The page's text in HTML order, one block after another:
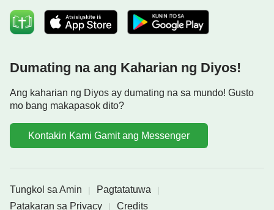
Dumating na ang Kaharian ng Diyos!
Ang kaharian ng Diyos ay dumating na sa mundo! Gusto
mo bang makapasok dito?
Kontakin Kami Gamit ang Messenger
Tungkol sa Amin | Pagtatatuwa |
Patakaran sa Privacy | Credits